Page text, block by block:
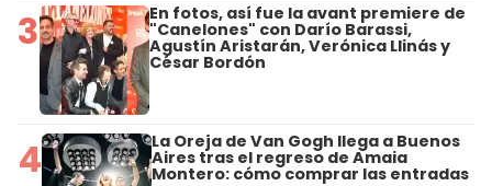
3 En fotos, así fue la avant premiere de
"Canelones" con Darío Barassi,
Agustín Aristarán, Verónica Llinás y
César Bordón
4 La Oreja de Van Gogh llega a Buenos
Aires tras el regreso de Amaia
Montero: cómo comprar las entradas